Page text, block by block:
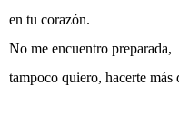
en tu corazón.
No me encuentro preparada,
tampoco quiero, hacerte más